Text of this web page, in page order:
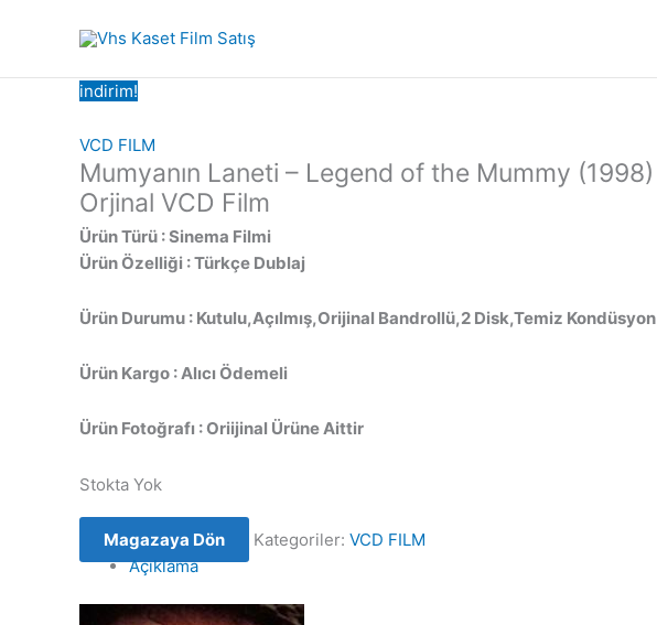
indirim!
VCD FILM
Mumyanın Laneti – Legend of the Mummy (1998)
Orjinal VCD Film
Ürün Türü : Sinema Filmi
Ürün Özelliği : Türkçe Dublaj
Ürün Durumu : Kutulu,Açılmış,Orijinal Bandrollü,2 Disk,Temiz Kondüsyon
Ürün Kargo : Alıcı Ödemeli
Ürün Fotoğrafı : Oriijinal Ürüne Aittir
Stokta Yok
Magazaya Dön Kategoriler: VCD FILM
Açıklama